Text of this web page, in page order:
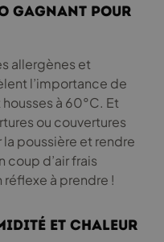
gagnant pour
allergènes et
l’importance de
à 60°C. Et
ou couvertures
poussière et rendre
coup d’air frais
réflexe à prendre !
et chaleur